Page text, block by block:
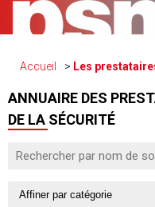
Accueil Les
ANNUAIRE DES
DE LA SÉCURITÉ